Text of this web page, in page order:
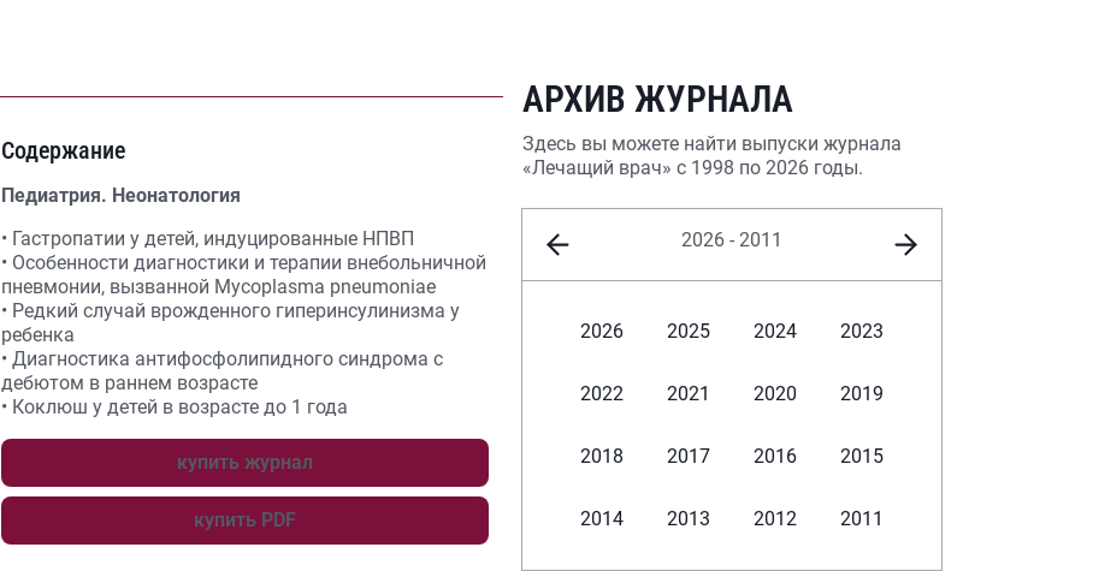
Содержание
Педиатрия. Неонатология
• Гастропатии у детей, индуцированные НПВП
• Особенности диагностики и терапии внебольничной
пневмонии, вызванной Mycoplasma pneumoniae
• Редкий случай врожденного гиперинсулинизма у
ребенка
• Диагностика антифосфолипидного синдрома с
дебютом в раннем возрасте
• Коклюш у детей в возрасте до 1 года
купить журнал
купить PDF
АРХИВ ЖУРНАЛА
Здесь вы можете найти выпуски журнала
«Лечащий врач» с 1998 по 2026 годы.
2026 - 2011
2026 2025 2024 2023
2022 2021 2020 2019
2018 2017 2016 2015
2014 2013 2012 2011